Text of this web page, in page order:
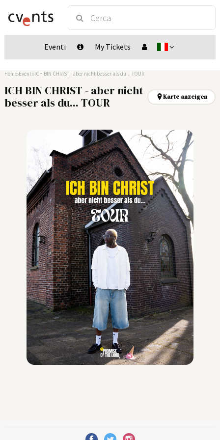
Eventi My Tickets
Home Eventi ICH BIN CHRIST - aber nicht besser als du... TOUR
ICH BIN CHRIST - aber nicht
besser als du... TOUR
Karte anzeigen